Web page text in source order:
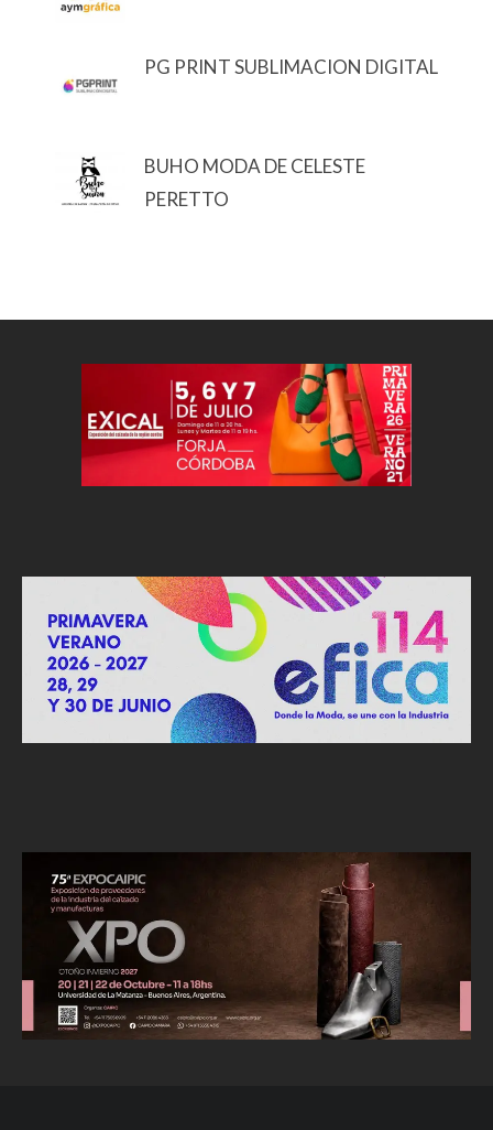
PG PRINT SUBLIMACION DIGITAL
BUHO MODA DE CELESTE
PERETTO